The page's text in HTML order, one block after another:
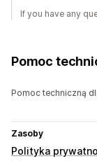
If you have any
Pomoc
Pomoc techniczną
Zasoby
Polityka